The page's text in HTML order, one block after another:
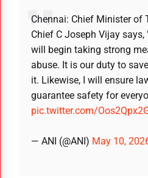
Chennai: Chief Minister of
Chief C Joseph Vijay
will begin taking strong
abuse. It is our duty to
it. Likewise, I will ensure
guarantee safety for
pic.twitter.com/
— ANI (@ANI) May 10,